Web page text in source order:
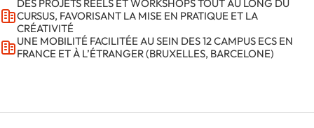
DES PROJETS RÉELS ET WORKSHOPS TOUT AU LONG DU
CURSUS, FAVORISANT LA MISE EN PRATIQUE ET LA
CRÉATIVITÉ
UNE MOBILITÉ FACILITÉE AU SEIN DES 12 CAMPUS ECS EN
FRANCE ET À L’ÉTRANGER (BRUXELLES, BARCELONE)